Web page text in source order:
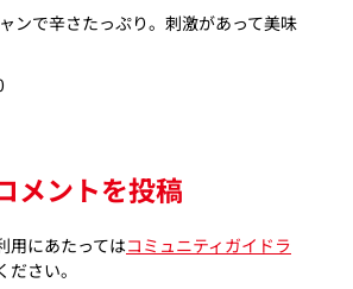
ンで辛さたっぷり。刺激があって美味
メントを投稿
用にあたってはコミュニティガイドラ
ださい。